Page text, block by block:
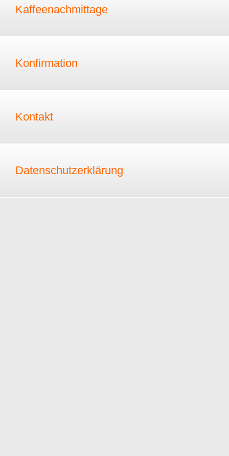
Kaffeenachmittage
Konfirmation
Kontakt
Datenschutzerklärung